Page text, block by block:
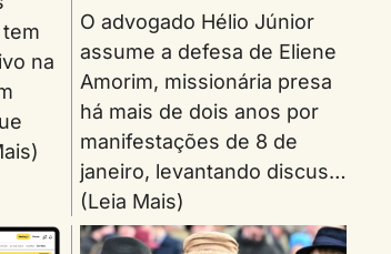
na
O advogado Hélio Júnior
assume a defesa de Eliene
Amorim, missionária presa
há mais de dois anos por
manifestações de 8 de
janeiro, levantando discus…
(Leia Mais)